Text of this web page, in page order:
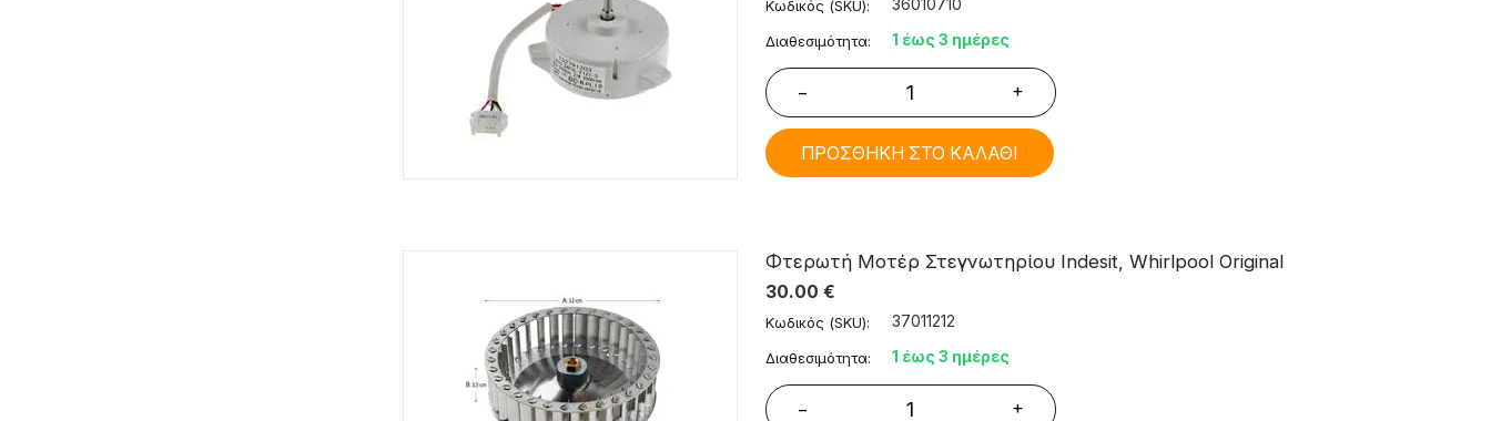
Κωδικός (SKU): 36010710
Διαθεσιμότητα: 1 έως 3 ημέρες
− +
ΠΡΟΣΘΗΚΗ ΣΤΟ ΚΑΛΑΘΙ
Φτερωτή Μοτέρ Στεγνωτηρίου Indesit, Whirlpool Original
30.00 €
Κωδικός (SKU): 37011212
Διαθεσιμότητα: 1 έως 3 ημέρες
− +